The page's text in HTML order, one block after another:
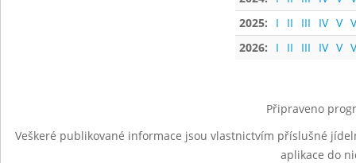
2025:
I II III IV V
2026:
I II III IV V
Připraveno
Veškeré publikované informace jsou vlastnictvím příslušné
aplikace do